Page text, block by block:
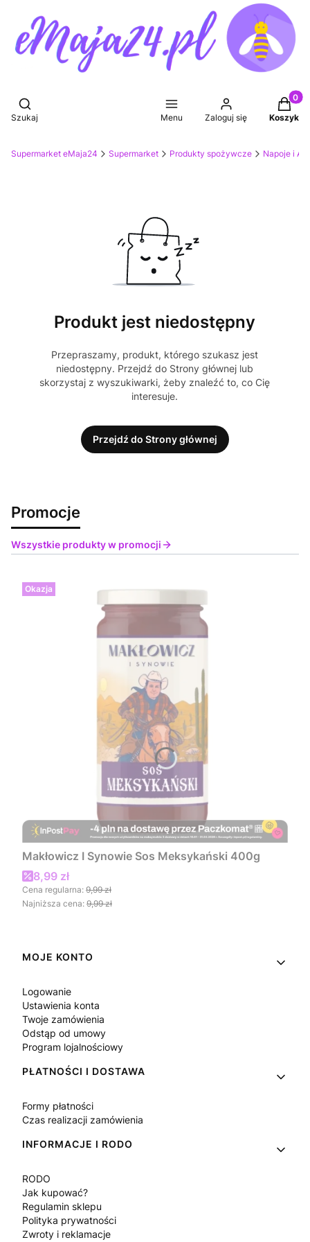
Otwórz wyszukiwarkę
Szukaj Menu Zaloguj się Koszyk
Supermarket eMaja24 Supermarket Produkty spożywcze Napoje i
Produkt jest niedostępny
Przepraszamy, produkt, którego szukasz jest
niedostępny. Przejdź do Strony głównej lub
skorzystaj z wyszukiwarki, żeby znaleźć to, co Cię
interesuje.
Przejdź do Strony głównej
Promocje
Wszystkie produkty w promocji
Okazja
Makłowicz I Synowie Sos Meksykański 400g
Cena promocyjna
8,99 zł
Cena regularna: 9,99 zł
Najniższa cena: 9,99 zł
Linki w stopce
MOJE KONTO
Logowanie
Ustawienia konta
Twoje zamówienia
Odstąp od umowy
Program lojalnościowy
PŁATNOŚCI I DOSTAWA
Formy płatności
Czas realizacji zamówienia
INFORMACJE I RODO
RODO
Jak kupować?
Regulamin sklepu
Polityka prywatności
Zwroty i reklamacje